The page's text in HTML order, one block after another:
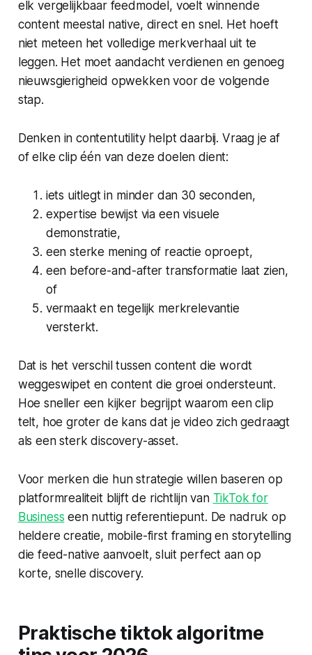
elk vergelijkbaar feedmodel, voelt winnende
content meestal native, direct en snel. Het hoeft
niet meteen het volledige merkverhaal uit te
leggen. Het moet aandacht verdienen en genoeg
nieuwsgierigheid opwekken voor de volgende
stap.
Denken in contentutility helpt daarbij. Vraag je af
of elke clip één van deze doelen dient:
iets uitlegt in minder dan 30 seconden,
expertise bewijst via een visuele
demonstratie,
een sterke mening of reactie oproept,
een before-and-after transformatie laat zien,
of
vermaakt en tegelijk merkrelevantie
versterkt.
Dat is het verschil tussen content die wordt
weggeswipet en content die groei ondersteunt.
Hoe sneller een kijker begrijpt waarom een clip
telt, hoe groter de kans dat je video zich gedraagt
als een sterk discovery-asset.
Voor merken die hun strategie willen baseren op
platformrealiteit blijft de richtlijn van TikTok for
Business een nuttig referentiepunt. De nadruk op
heldere creatie, mobile-first framing en storytelling
die feed-native aanvoelt, sluit perfect aan op
korte, snelle discovery.
Praktische tiktok algoritme